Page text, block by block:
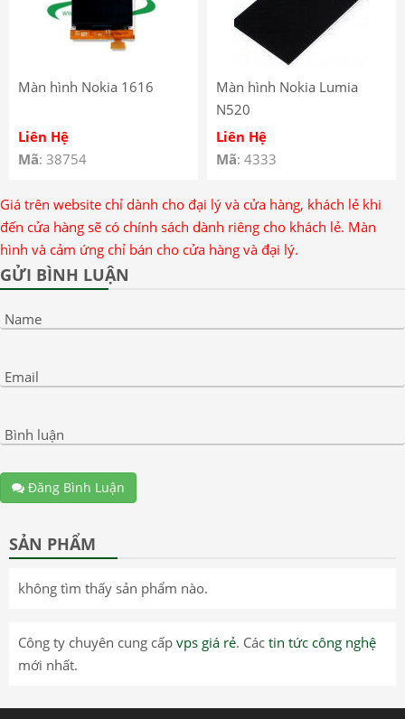
Màn hình Nokia 1616
Liên Hệ
Mã: 38754
Màn hình Nokia Lumia
N520
Liên Hệ
Mã: 4333
Giá trên website chỉ dành cho đại lý và cửa hàng, khách lẻ khi
đến cửa hàng sẽ có chính sách dành riêng cho khách lẻ. Màn
hình và cảm ứng chỉ bán cho cửa hàng và đại lý.
GỬI BÌNH LUẬN
Name
Email
Bình luận
Đăng Bình Luận
SẢN PHẨM
không tìm thấy sản phẩm nào.
Công ty chuyên cung cấp vps giá rẻ. Các tin tức công nghệ
mới nhất.